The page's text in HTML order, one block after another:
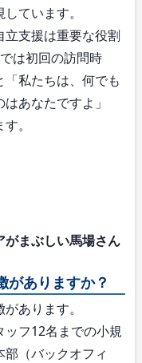
ています。
支援は重要な役割
は初回の訪問時
私たちは、何でも
あなたですよ」
。
がまぶしい馬場さん
ありますか？
あります。
フ12名までの小規
（バックオフィ